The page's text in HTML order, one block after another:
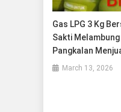
Gas LPG 3 Kg
Sakti
Pangkalan
March 13, 2026